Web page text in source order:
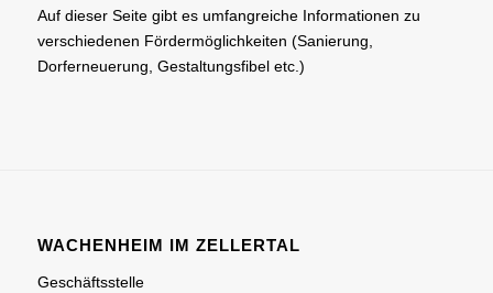
Auf dieser Seite gibt es umfangreiche Informationen zu
verschiedenen Fördermöglichkeiten (Sanierung,
Dorferneuerung, Gestaltungsfibel etc.)
WACHENHEIM IM ZELLERTAL
Geschäftsstelle